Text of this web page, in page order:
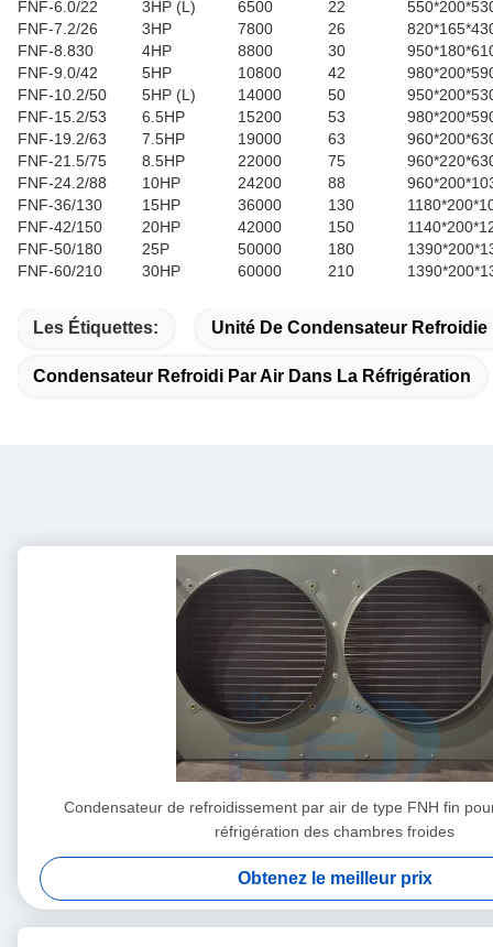
FNF-6.0/22
3HP (L) 6500 22
FNF-7.2/26
3HP 7800 26
FNF-8.830
4HP 8800 30
FNF-9.0/42
5HP 10800 42
FNF-10.2/50
5HP (L) 14000 50
FNF-15.2/53
6.5HP 15200 53
FNF-19.2/63
7.5HP 19000 63
FNF-21.5/75
8.5HP 22000 75
FNF-24.2/88
10HP 24200 88
FNF-36/130
15HP 36000 130
FNF-42/150
20HP 42000 150
FNF-50/180
25P 50000 180
FNF-60/210
30HP 60000 210
Les Étiquettes: Unité De Condensateur Refroidie
Condensateur Refroidi Par Air Dans La Réfrigération
Condensateur de refroidissement par air de type FNH fin
réfrigération des chambres froides
Obtenez le meilleur prix